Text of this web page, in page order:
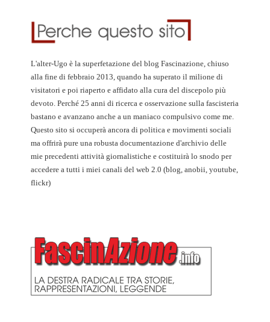
L'alter-Ugo è la superfetazione del blog Fascinazione, chiuso
alla fine di febbraio 2013, quando ha superato il milione di
visitatori e poi riaperto e affidato alla cura del discepolo più
devoto. Perché 25 anni di ricerca e osservazione sulla fascisteria
bastano e avanzano anche a un maniaco compulsivo come me.
Questo sito si occuperà ancora di politica e movimenti sociali
ma offrirà pure una robusta documentazione d'archivio delle
mie precedenti attività giornalistiche e costituirà lo snodo per
accedere a tutti i miei canali del web 2.0 (blog, anobii, youtube,
flickr)